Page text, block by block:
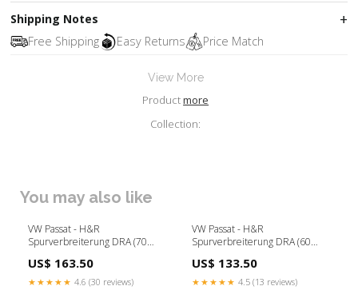
Shipping Notes
Free Shipping
Easy Returns Price Match
View More
Productmore
Collection:
You may also like
VW Passat - H&R
Spurverbreiterung DRA (70
Gutachten (+ CHF 145.00)
US$ 163.50
★★★★★ 4.6 (30 reviews)
VW Passat - H&R
Spurverbreiterung DRA (60
US$ 133.50
★★★★★ 4.5 (13 reviews)